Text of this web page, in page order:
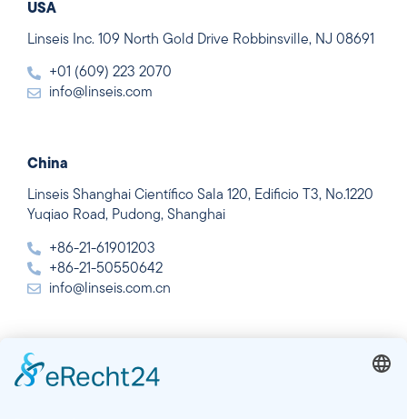
USA
Linseis Inc. 109 North Gold Drive Robbinsville, NJ 08691
+01 (609) 223 2070
info@linseis.com
China
Linseis Shanghai Científico Sala 120, Edificio T3, No.1220
Yuqiao Road, Pudong, Shanghai
+86-21-61901203
+86-21-50550642
info@linseis.com.cn
India
Linseis Thermal Analysis India Pvt. Ltd. Parcela 65, 2ª